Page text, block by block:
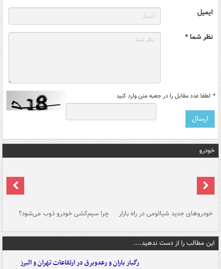
ایمیل
نظر شما *
* لطفا عدد مقابل را در جعبه متن وارد کنید
خودرو
خودروهای جدید شیائومی در راه بازار چرا سیم‌کشی خودرو ذوب می‌شود؟
این مطالب را از دست ندهید....
رگبار باران و رعدوبرق در ارتفاعات تهران و البرز